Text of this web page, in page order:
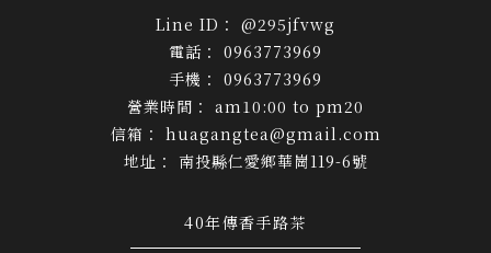
@295jfvwg
0963773969
0963773969
am10:00 to pm20
huagangtea@gmail.com
南投縣仁愛鄉華崗119-6號
40年傳香手路茶